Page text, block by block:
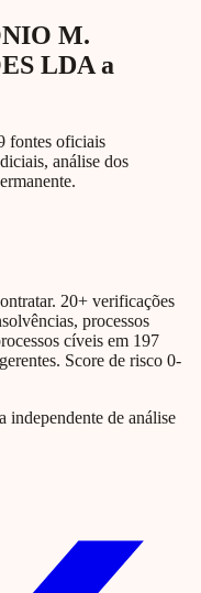
M.
LDA a
fontes oficiais
análise dos
20+ verificações
processos
cíveis em 197
Score de risco 0-
independente de análise